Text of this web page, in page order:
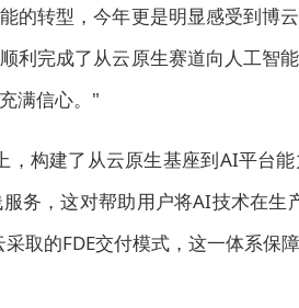
的转型，今年更是明显感受到博
利完成了从云原生赛道向人工智
满信心。"
，构建了从云原生基座到AI平台
务，这对帮助用户将AI技术在生
取的FDE交付模式，这一体系保